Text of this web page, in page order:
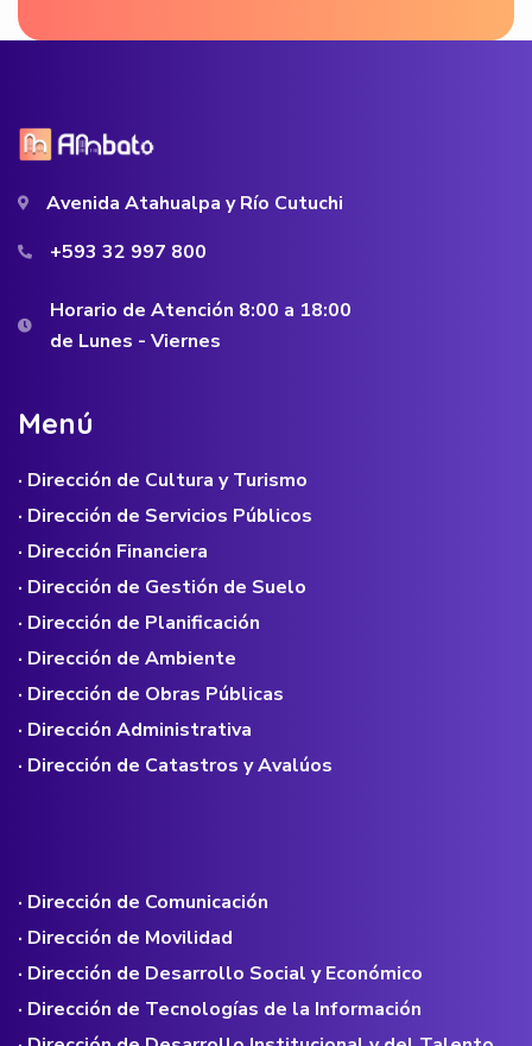
Avenida Atahualpa y Río Cutuchi
+593 32 997 800
Horario de Atención 8:00 a 18:00
de Lunes - Viernes
Menú
· Dirección de Cultura y Turismo
· Dirección de Servicios Públicos
· Dirección Financiera
· Dirección de Gestión de Suelo
· Dirección de Planificación
· Dirección de Ambiente
· Dirección de Obras Públicas
· Dirección Administrativa
· Dirección de Catastros y Avalúos
· Dirección de Comunicación
· Dirección de Movilidad
· Dirección de Desarrollo Social y Económico
· Dirección de Tecnologías de la Información